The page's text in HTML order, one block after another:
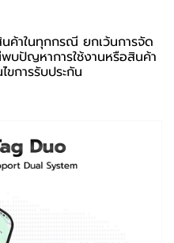
นค้าในทุกกรณี ยกเว้นการจัด
ปัญหาการใช้งานหรือสินค้า
ขการรับประกัน